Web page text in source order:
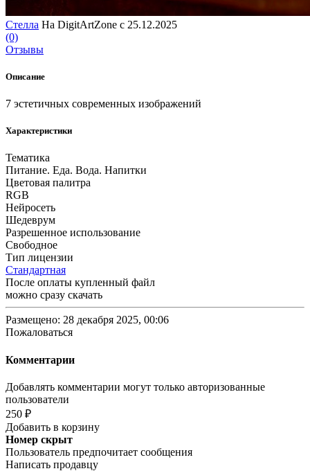
Стелла На DigitArtZone с 25.12.2025
(0)
Отзывы
Описание
7 эстетичных современных изображений
Характеристики
Тематика
Питание. Еда. Вода. Напитки
Цветовая палитра
RGB
Нейросеть
Шедеврум
Разрешенное использование
Свободное
Тип лицензии
Стандартная
После оплаты купленный файл
можно сразу скачать
Размещено: 28 декабря 2025, 00:06
Пожаловаться
Комментарии
Добавлять комментарии могут только авторизованные
пользователи
250 ₽
Добавить в корзину
Номер скрыт
Пользователь предпочитает сообщения
Написать продавцу